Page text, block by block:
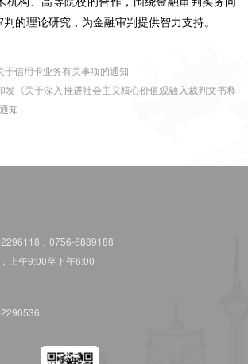
的理论研究，为金融审判提供智力支持。
于信用卡业务有关事项的通知
发《关于深入推进社会主义核心价值观融入裁判文书释
知
，0756-6889188
上午9:00至下午6:00